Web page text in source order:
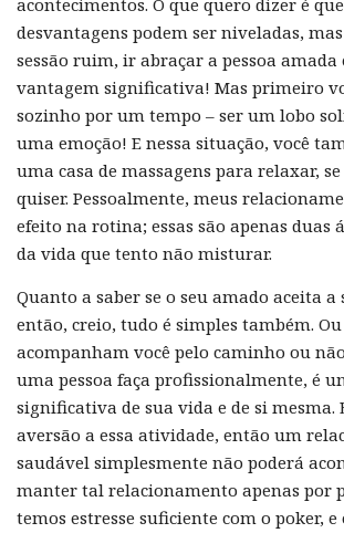
acontecimentos. O que quero dizer é
desvantagens podem ser niveladas,
sessão ruim, ir abraçar a pessoa amada
vantagem significativa! Mas primeiro
sozinho por um tempo – ser um lobo
uma emoção! E nessa situação, você
uma casa de massagens para relaxar,
quiser. Pessoalmente, meus
efeito na rotina; essas são apenas duas
da vida que tento não misturar.
Quanto a saber se o seu amado aceita a
então, creio, tudo é simples também. Ou
acompanham você pelo caminho ou
uma pessoa faça profissionalmente, é
significativa de sua vida e de si mesma.
aversão a essa atividade, então um
saudável simplesmente não poderá
manter tal relacionamento apenas por
temos estresse suficiente com o poker, e